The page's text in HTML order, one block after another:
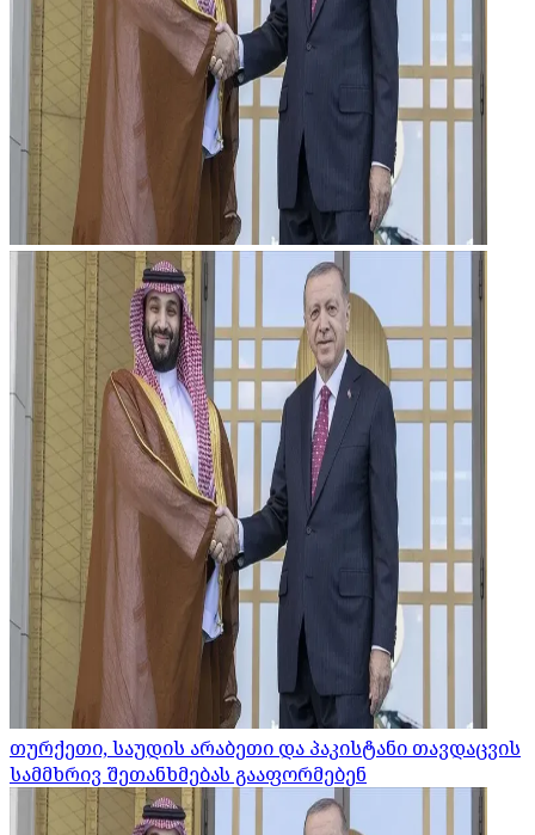
თურქეთი, საუდის არაბეთი და პაკისტანი თავდაცვის
სამმხრივ შეთანხმებას გააფორმებენ